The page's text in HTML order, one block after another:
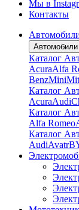
Мы в
Контакты
Каталог
AcuraAlfa
BenzMini
Каталог
AcuraAudi
Каталог
Alfa Romeo
Каталог
AudiAvatr